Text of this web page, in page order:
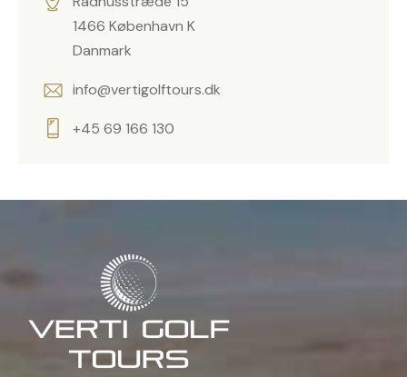
1466 København K
Danmark
info@vertigolftours.dk
+45 69 166 130